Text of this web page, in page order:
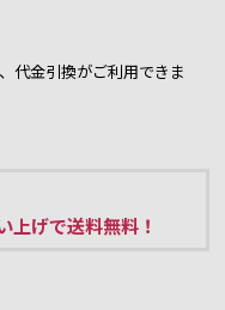
代金引換がご利用できま
げで送料無料！